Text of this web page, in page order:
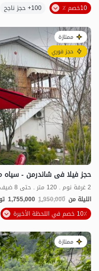
10خصم ٪
100+ حجز ناجح
ممتازة
حجز فوري
حجز فیلا فی شاندرمن - سیاه
2 غرفة نوم . 120 متر . حتى 8 ضيف
الليلة من 1,950,000
1,755,000
10٪ خصم في اللحظة الأخيرة
ممتازة